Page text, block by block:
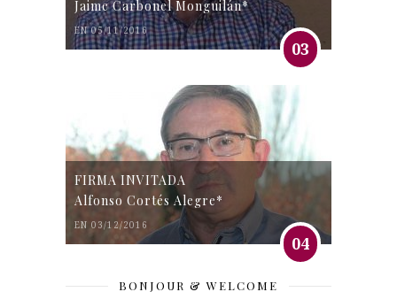
Jaime Carbonel Monguilán*
EN 05/11/2016
03
FIRMA INVITADA
Alfonso Cortés Alegre*
EN 03/12/2016
04
BONJOUR & WELCOME